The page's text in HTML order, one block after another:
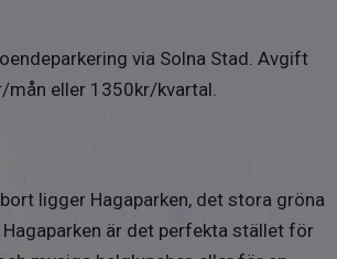
välutrustade tvättstugor på entréplan.
har två tvättmaskiner, en torktumlare
via Solna Stad. Avgift
eller 1350kr/kvartal.
ligger Hagaparken, det stora gröna
är det perfekta stället för